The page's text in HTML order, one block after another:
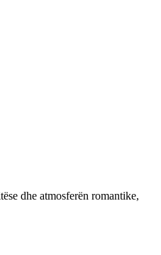
dhe atmosferën romantike,